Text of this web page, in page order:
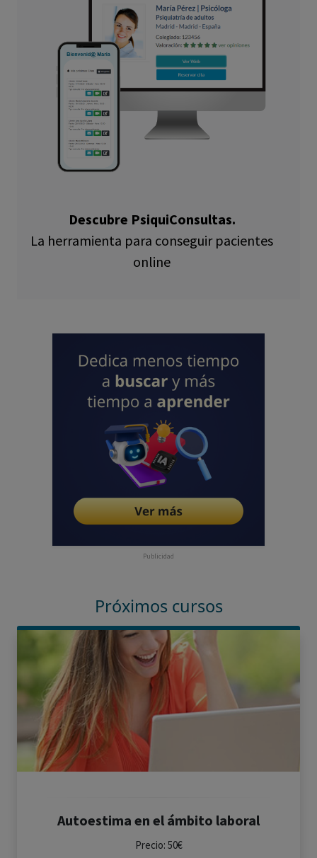
Descubre PsiquiConsultas.
La herramienta para conseguir pacientes
online
Publicidad
Próximos cursos
Autoestima en el ámbito laboral
Precio: 50€